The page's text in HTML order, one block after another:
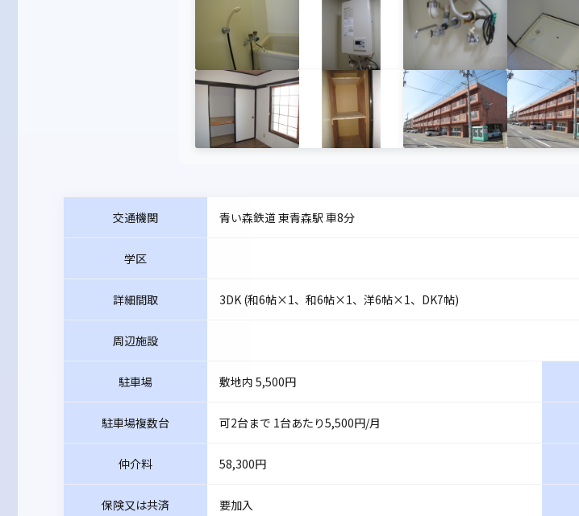
交通機関 青い森鉄道 東青森駅 車8分
学区
詳細間取 3DK (和6帖×1、和6帖×1、洋6帖×1、DK7帖)
周辺施設
駐車場 敷地内 5,500円
駐車場複数台 可2台まで 1台あたり5,500円/月
仲介料 58,300円
保険又は共済 要加入